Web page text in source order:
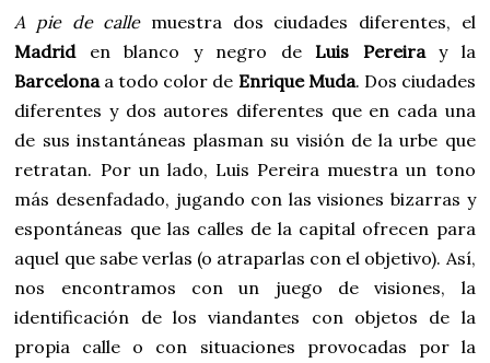
A pie de callemuestra dos ciudades diferentes, el
Madriden blanco y negro de Luis Pereiray la
Barcelonaa todo color de Enrique Muda. Dos ciudades
diferentes y dos autores diferentes que en cada una
de sus instantáneas plasman su visión de la urbe que
retratan. Por un lado, Luis Pereira muestra un tono
más desenfadado, jugando con las visiones bizarras y
espontáneas que las calles de la capital ofrecen para
aquel que sabe verlas (o atraparlas con el objetivo). Así,
nos encontramos con un juego de visiones, la
identificación de los viandantes con objetos de la
propia calle o con situaciones provocadas por la